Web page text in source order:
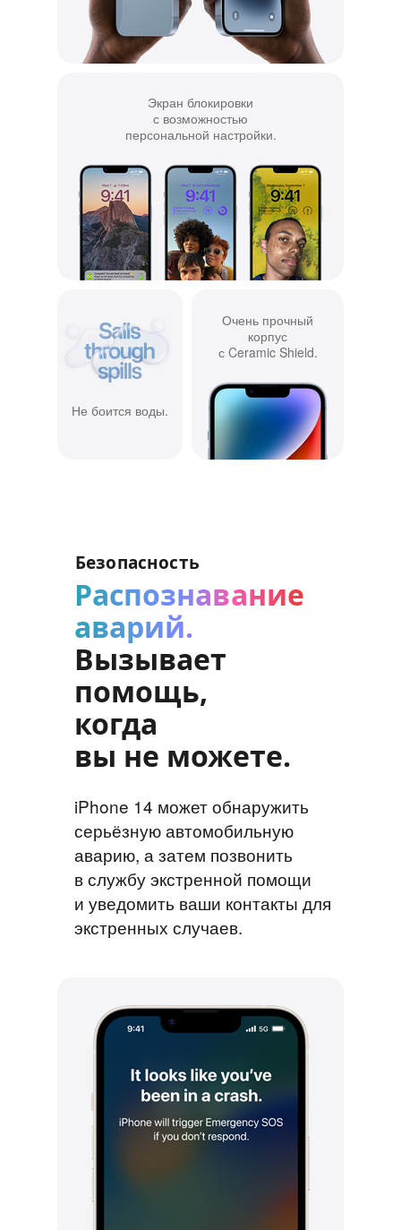
Экран блокировки
с возможностью
персональной настройки.
Не боится воды.
Очень прочный
корпус
с Ceramic Shield.
Безопасность
Распознавание
аварий.
Вызывает
помощь,
когда
вы не можете.
iPhone 14 может обнаружить
серьёзную автомобильную
аварию, а затем позвонить
в службу экстренной помощи
и уведомить ваши контакты для
экстренных случаев.